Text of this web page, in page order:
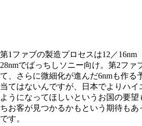
第1ファブの製造プロセスは12／16nm
28nmでばっちしソニー向け。第2ファ
て、さらに微細化が進んだ6nmも作る
当てはないんですが、日本でよりハイ
ようになってほしいというお国の要望
ちお客が見つかるかもという期待も
です。